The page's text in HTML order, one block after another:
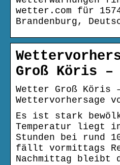
wetter.com für
Brandenburg,
Groß Köris –
Wetter Groß Köris
Wettervorhersage
Es ist stark
Temperatur liegt
Stunden bei rund
fällt vormittags
Nachmittag bleibt